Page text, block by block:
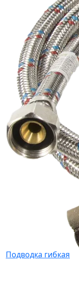
Подводка гибкая